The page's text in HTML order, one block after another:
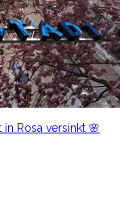
Rosa versinkt 🌸